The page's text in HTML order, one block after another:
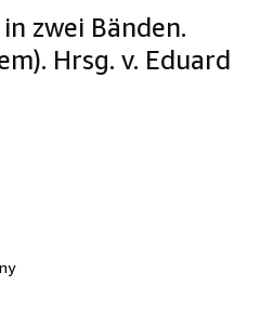
zwei Bänden.
Hrsg. v. Eduard